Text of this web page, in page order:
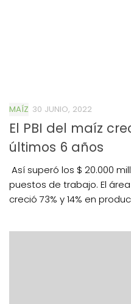
MAÍZ 30 JUNIO, 2022
El PBI del maíz
últimos 6 años
Así superó los $ 20.000
puestos de trabajo. El
creció 73% y 14% en